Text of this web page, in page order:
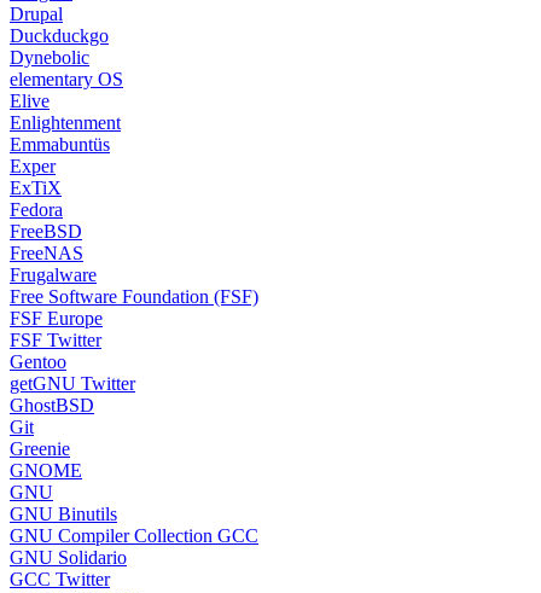
Drupal
Duckduckgo
Dynebolic
elementary OS
Elive
Enlightenment
Emmabuntüs
Exper
ExTiX
Fedora
FreeBSD
FreeNAS
Frugalware
Free Software Foundation (FSF)
FSF Europe
FSF Twitter
Gentoo
getGNU Twitter
GhostBSD
Git
Greenie
GNOME
GNU
GNU Binutils
GNU Compiler Collection GCC
GNU Solidario
GCC Twitter